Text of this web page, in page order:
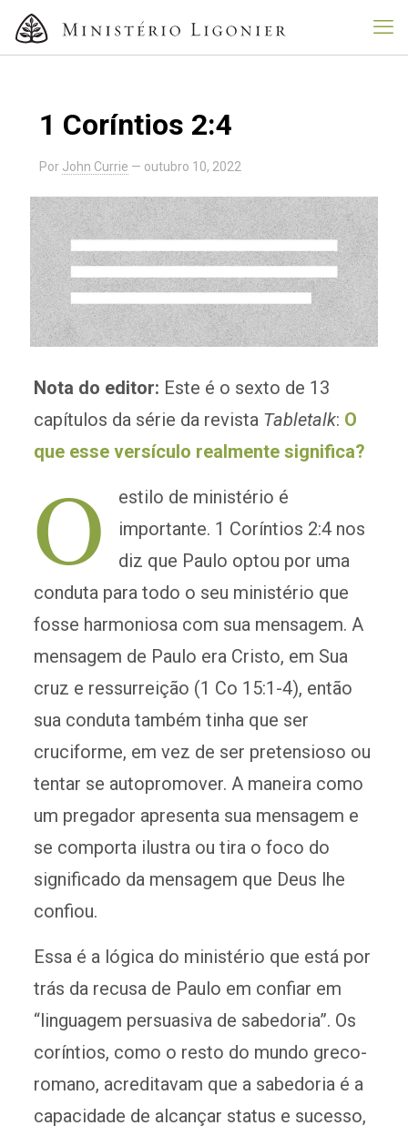
1 Coríntios 2:4
Por John Currie — outubro 10, 2022
Nota do editor: Este é o sexto de 13
capítulos da série da revista Tabletalk: O
que esse versículo realmente significa?
O
estilo de ministério é
importante. 1 Coríntios 2:4 nos
diz que Paulo optou por uma
conduta para todo o seu ministério que
fosse harmoniosa com sua mensagem. A
mensagem de Paulo era Cristo, em Sua
cruz e ressurreição (1 Co 15:1-4), então
sua conduta também tinha que ser
cruciforme, em vez de ser pretensioso ou
tentar se autopromover. A maneira como
um pregador apresenta sua mensagem e
se comporta ilustra ou tira o foco do
significado da mensagem que Deus lhe
confiou.
Essa é a lógica do ministério que está por
trás da recusa de Paulo em confiar em
“linguagem persuasiva de sabedoria”. Os
coríntios, como o resto do mundo greco-
romano, acreditavam que a sabedoria é a
capacidade de alcançar status e sucesso,